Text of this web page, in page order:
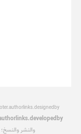
والنشر والنسخ؛ 2026 Niagram 2. كل الحقوق محفوظة.